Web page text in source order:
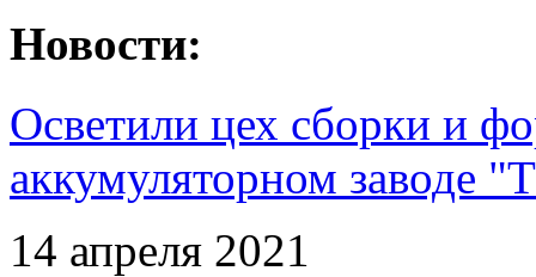
Новости:
Осветили цех сборки и
аккумуляторном заводе
14 апреля 2021